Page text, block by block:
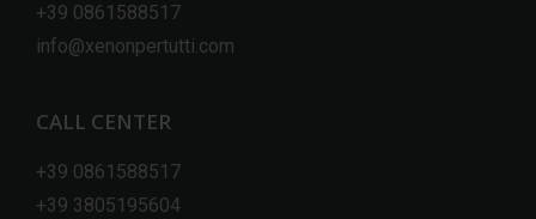
+39 0861588517
info@xenonpertutti.com
CALL CENTER
+39 0861588517
+39 3805195604